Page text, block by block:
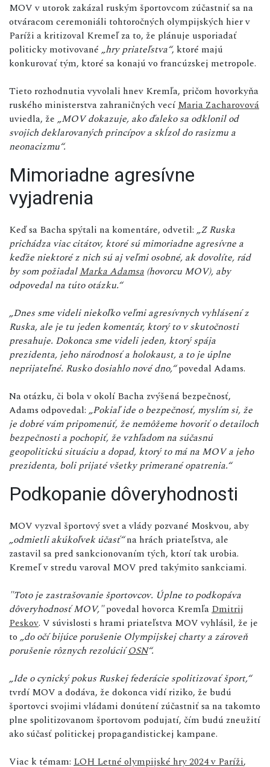
MOV v utorok zakázal ruským športovcom zúčastniť sa na
otváracom ceremoniáli tohtoročných olympijských hier v
Paríži a kritizoval Kremeľ za to, že plánuje usporiadať
politicky motivované „hry priateľstva“, ktoré majú
konkurovať tým, ktoré sa konajú vo francúzskej metropole.
Tieto rozhodnutia vyvolali hnev Kremľa, pričom hovorkyňa
ruského ministerstva zahraničných vecíMaria Zacharovová
uviedla, že „MOV dokazuje, ako ďaleko sa odklonil od
svojich deklarovaných princípov a skĺzol do rasizmu a
neonacizmu“.
Mimoriadne agresívne
vyjadrenia
Keď sa Bacha spýtali na komentáre, odvetil: „Z Ruska
prichádza viac citátov, ktoré sú mimoriadne agresívne a
keďže niektoré z nich sú aj veľmi osobné, ak dovolíte, rád
by som požiadalMarka Adamsa (hovorcu MOV), aby
odpovedal na túto otázku.“
„Dnes sme videli niekoľko veľmi agresívnych vyhlásení z
Ruska, ale je tu jeden komentár, ktorý to v skutočnosti
presahuje. Dokonca sme videli jeden, ktorý spája
prezidenta, jeho národnosť a holokaust, a to je úplne
neprijateľné. Rusko dosiahlo nové dno,“povedal Adams.
Na otázku, či bola v okolí Bacha zvýšená bezpečnosť,
Adams odpovedal: „Pokiaľ ide o bezpečnosť, myslím si, že
je dobré vám pripomenúť, že nemôžeme hovoriť o detailoch
bezpečnosti a pochopiť, že vzhľadom na súčasnú
geopolitickú situáciu a dopad, ktorý to má na MOV a jeho
prezidenta, boli prijaté všetky primerané opatrenia.“
Podkopanie dôveryhodnosti
MOV vyzval športový svet a vlády pozvané Moskvou, aby
„odmietli akúkoľvek účasť“na hrách priateľstva, ale
zastavil sa pred sankcionovaním tých, ktorí tak urobia.
Kremeľ v stredu varoval MOV pred takýmito sankciami.
"Toto je zastrašovanie športovcov. Úplne to podkopáva
dôveryhodnosť MOV,"povedal hovorca KremľaDmitrij
Peskov. V súvislosti s hrami priateľstva MOV vyhlásil, že je
to „do očí bijúce porušenie Olympijskej charty a zároveň
porušenie rôznych rezolúciíOSN“.
„Ide o cynický pokus Ruskej federácie spolitizovať šport,“
tvrdí MOV a dodáva, že dokonca vidí riziko, že budú
športovci svojimi vládami donútení zúčastniť sa na takomto
plne spolitizovanom športovom podujatí, čím budú zneužití
ako súčasť politickej propagandistickej kampane.
Viac k témam: LOH Letné olympijské hry 2024 v Paríži,